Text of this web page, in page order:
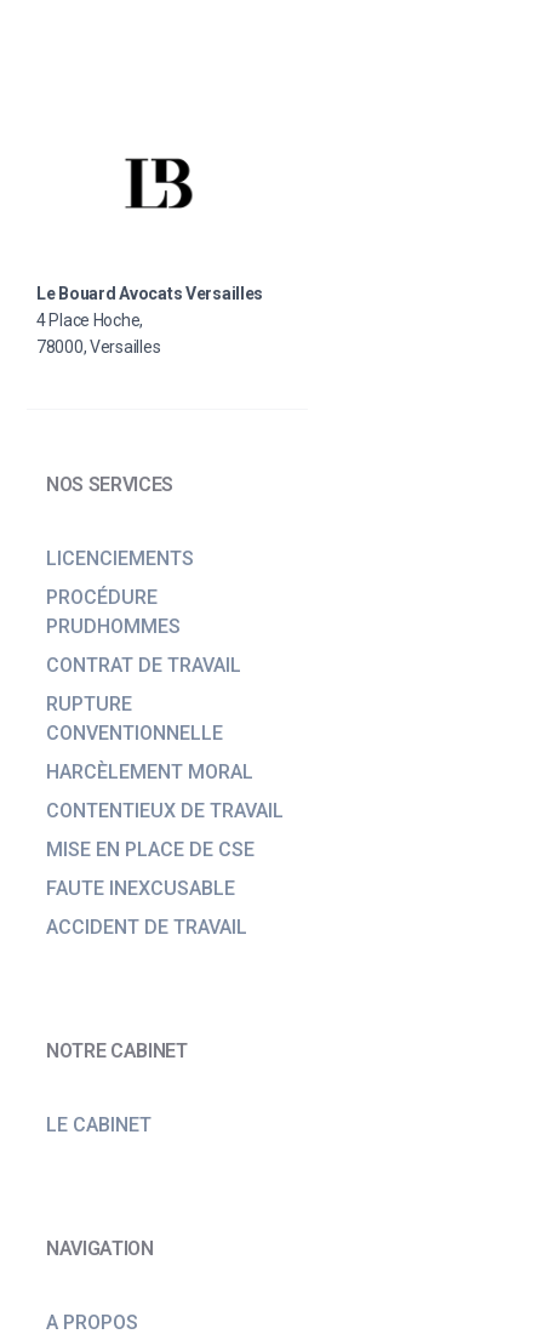
Le Bouard Avocats Versailles
4 Place Hoche,
78000, Versailles
NOS SERVICES
LICENCIEMENTS
PROCÉDURE
PRUDHOMMES
CONTRAT DE TRAVAIL
RUPTURE
CONVENTIONNELLE
HARCÈLEMENT MORAL
CONTENTIEUX DE TRAVAIL
MISE EN PLACE DE CSE
FAUTE INEXCUSABLE
ACCIDENT DE TRAVAIL
NOTRE CABINET
LE CABINET
NAVIGATION
A PROPOS